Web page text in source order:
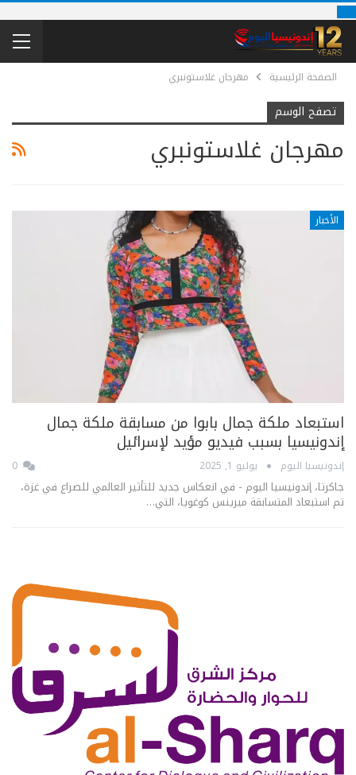
الصفحة الرئيسية مهرجان غلاستونبري
تصفح الوسم
مهرجان غلاستونبري
الأخبار
استبعاد ملكة جمال بابوا من مسابقة ملكة جمال
إندونيسيا بسبب فيديو مؤيد لإسرائيل
إندونيسيا اليوم يوليو 1, 2025
جاكرتا، إندونيسيا اليوم - في انعكاس جديد للتأثير العالمي للصراع في غزة،
تم استبعاد المتسابقة ميرينس كوغويا، التي…